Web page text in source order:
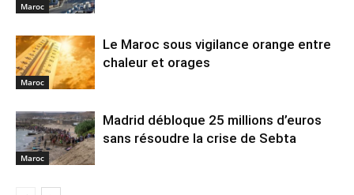
Maroc
Maroc
Le Maroc sous vigilance orange entre
chaleur et orages
Maroc
Madrid débloque 25 millions d’euros
sans résoudre la crise de Sebta